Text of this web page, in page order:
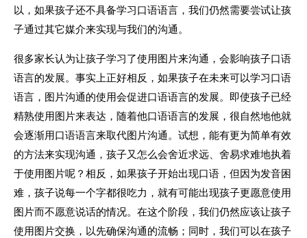
以，如果孩子还不具备学习口语语言，我们仍然需要尝试让孩
子通过其它媒介来实现与我们的沟通。
很多家长认为让孩子学习了使用图片来沟通，会影响孩子口语
语言的发展。事实上正好相反，如果孩子在未来可以学习口语
语言，图片沟通的使用会促进口语语言的发展。即使孩子已经
精熟使用图片来表达，随着他口语语言的发展，很自然地他就
会逐渐用口语语言来取代图片沟通。试想，能有更为简单有效
的方法来实现沟通，孩子又怎么会舍近求远、舍易求难地执着
于使用图片呢？相反，如果孩子开始出现口语，但因为发音困
难，孩子说每一个字都很吃力，就有可能出现孩子更愿意使用
图片而不愿意说话的情况。在这个阶段，我们仍然应该让孩子
使用图片交换，以先确保沟通的流畅；同时，我们可以在孩子